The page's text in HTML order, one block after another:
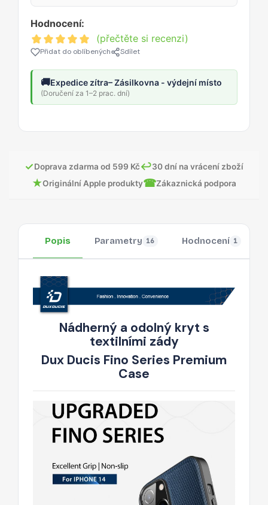
Hodnocení:
(přečtěte si recenzi)
Přidat do oblíbených Sdílet
🚚Expedice zítra– Zásilkovna - výdejní místo
(Doručení za 1–2 prac. dní)
✓Doprava zdarma od 599 Kč↩30 dní na vrácení zboží
★Originální Apple produkty☎Zákaznická podpora
Popis Parametry 16 Hodnocení 1
Nádherný a odolný kryt s
textilními zády
Dux Ducis Fino Series Premium
Case